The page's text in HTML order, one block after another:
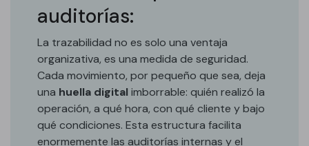
auditorías:
La trazabilidad no es solo una ventaja
organizativa, es una medida de seguridad.
Cada movimiento, por pequeño que sea, deja
una huella digital imborrable: quién realizó la
operación, a qué hora, con qué cliente y bajo
qué condiciones. Esta estructura facilita
enormemente las auditorías internas y el